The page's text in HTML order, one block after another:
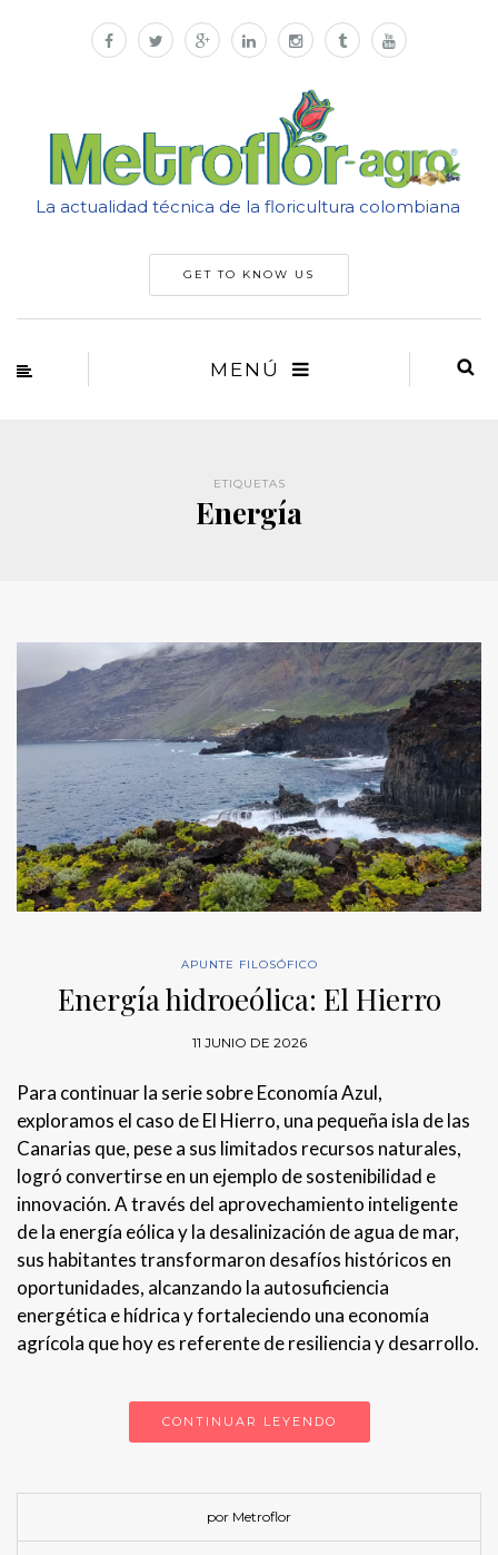
La actualidad técnica de la floricultura colombiana
GET TO KNOW US
MENÚ
ETIQUETAS
Energía
APUNTE FILOSÓFICO
Energía hidroeólica: El Hierro
11 JUNIO DE 2026
Para continuar la serie sobre Economía Azul,
exploramos el caso de El Hierro, una pequeña isla de las
Canarias que, pese a sus limitados recursos naturales,
logró convertirse en un ejemplo de sostenibilidad e
innovación. A través del aprovechamiento inteligente
de la energía eólica y la desalinización de agua de mar,
sus habitantes transformaron desafíos históricos en
oportunidades, alcanzando la autosuficiencia
energética e hídrica y fortaleciendo una economía
agrícola que hoy es referente de resiliencia y desarrollo.
CONTINUAR LEYENDO
por Metroflor